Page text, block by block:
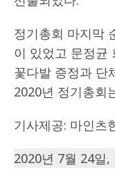
정기총회 마지막
이 있었고 문정균
꽃다발 증정과 단
2020년 정기총회
기사제공: 마인츠
2020년 7월 24일,